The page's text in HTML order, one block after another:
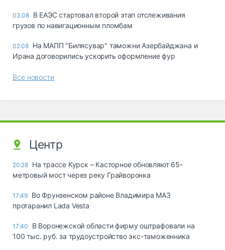
03.08 В ЕАЭС стартовал второй этап отслеживания
грузов по навигационным пломбам
02.08 На МАПП "Билясувар" таможни Азербайджана и
Ирана договорились ускорить оформление фур
Все новости
Центр
20:28 На трассе Курск – Касторное обновляют 65-
метровый мост через реку Грайворонка
17:49 Во Фрунзенском районе Владимира МАЗ
протаранил Lada Vesta
17:40
В Воронежской области фирму оштрафовали на
100 тыс. руб. за трудоустройство экс-таможенника